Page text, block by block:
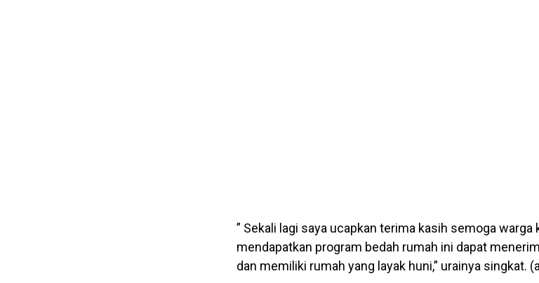
” Sekali lagi saya ucapkan terima kasih semoga warga
mendapatkan program bedah rumah ini dapat
dan memiliki rumah yang layak huni,” urainya singkat.